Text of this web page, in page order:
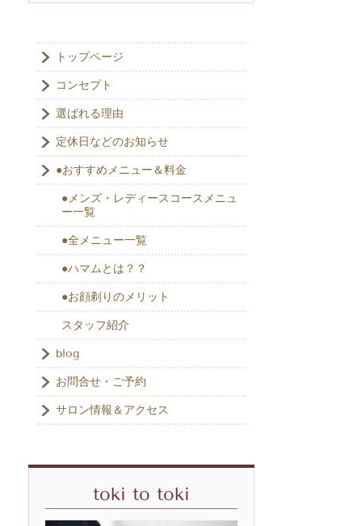
トップページ
コンセプト
選ばれる理由
定休日などのお知らせ
●おすすめメニュー＆料金
●メンズ・レディースコースメニュ
ー一覧
●全メニュー一覧
●ハマムとは？？
●お顔剃りのメリット
スタッフ紹介
blog
お問合せ・ご予約
サロン情報＆アクセス
toki to toki